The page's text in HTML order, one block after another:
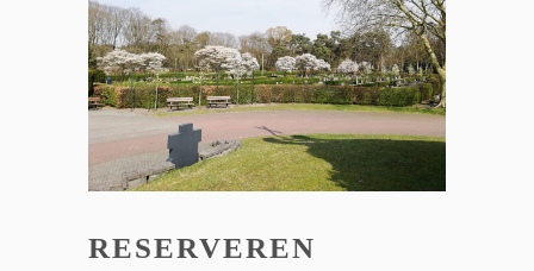
RESERVEREN